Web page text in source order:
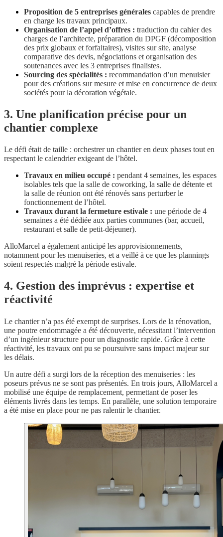
Proposition de 5 entreprises générales capables de prendre
en charge les travaux principaux.
Organisation de l’appel d’offres : traduction du cahier des
charges de l’architecte, préparation du DPGF (décomposition
des prix globaux et forfaitaires), visites sur site, analyse
comparative des devis, négociations et organisation des
soutenances avec les 3 entreprises finalistes.
Sourcing des spécialités : recommandation d’un menuisier
pour des créations sur mesure et mise en concurrence de deux
sociétés pour la décoration végétale.
3. Une planification précise pour un
chantier complexe
Le défi était de taille : orchestrer un chantier en deux phases tout en
respectant le calendrier exigeant de l’hôtel.
Travaux en milieu occupé : pendant 4 semaines, les espaces
isolables tels que la salle de coworking, la salle de détente et
la salle de réunion ont été rénovés sans perturber le
fonctionnement de l’hôtel.
Travaux durant la fermeture estivale : une période de 4
semaines a été dédiée aux parties communes (bar, accueil,
restaurant et salle de petit-déjeuner).
AlloMarcel a également anticipé les approvisionnements,
notamment pour les menuiseries, et a veillé à ce que les plannings
soient respectés malgré la période estivale.
4. Gestion des imprévus : expertise et
réactivité
Le chantier n’a pas été exempt de surprises. Lors de la rénovation,
une poutre endommagée a été découverte, nécessitant l’intervention
d’un ingénieur structure pour un diagnostic rapide. Grâce à cette
réactivité, les travaux ont pu se poursuivre sans impact majeur sur
les délais.
Un autre défi a surgi lors de la réception des menuiseries : les
poseurs prévus ne se sont pas présentés. En trois jours, AlloMarcel a
mobilisé une équipe de remplacement, permettant de poser les
éléments livrés dans les temps. En parallèle, une solution temporaire
a été mise en place pour ne pas ralentir le chantier.